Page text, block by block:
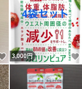
いいね！
3,000円